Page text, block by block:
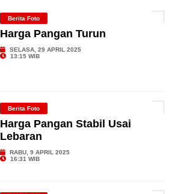
Berita Foto
Harga Pangan Turun
SELASA, 29 APRIL 2025
13:15 WIB
Berita Foto
Harga Pangan Stabil Usai
Lebaran
RABU, 9 APRIL 2025
16:31 WIB